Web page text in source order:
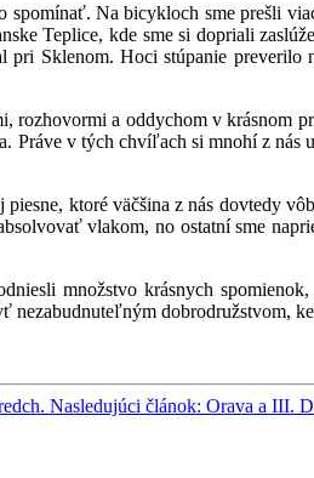
Na bicykloch sme prešli
Teplice, kde sme si dopriali
Sklenom. Hoci stúpanie
a oddychom v krásnom
v tých chvíľach si mnohí z
ktoré väčšina z nás dovtedy
vlakom, no ostatní sme
množstvo krásnych
nezabudnuteľným dobrodružstvom,
Nasledujúci článok: Orava a III. D